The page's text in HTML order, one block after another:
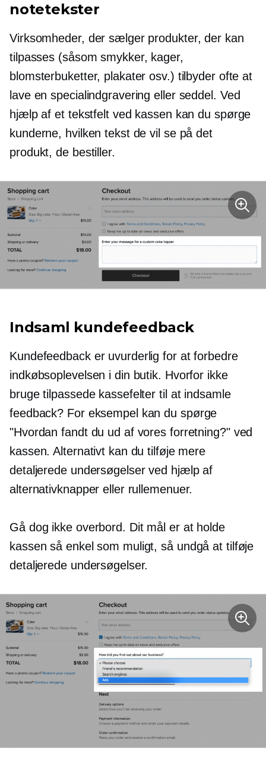
notetekster
Virksomheder, der sælger produkter, der kan
tilpasses (såsom smykker, kager,
blomsterbuketter, plakater osv.) tilbyder ofte at
lave en specialindgravering eller seddel. Ved
hjælp af et tekstfelt ved kassen kan du spørge
kunderne, hvilken tekst de vil se på det
produkt, de bestiller.
Indsaml kundefeedback
Kundefeedback er uvurderlig for at forbedre
indkøbsoplevelsen i din butik. Hvorfor ikke
bruge tilpassede kassefelter til at indsamle
feedback? For eksempel kan du spørge
"Hvordan fandt du ud af vores forretning?" ved
kassen. Alternativt kan du tilføje mere
detaljerede undersøgelser ved hjælp af
alternativknapper eller rullemenuer.
Gå dog ikke overbord. Dit mål er at holde
kassen så enkel som muligt, så undgå at tilføje
detaljerede undersøgelser.